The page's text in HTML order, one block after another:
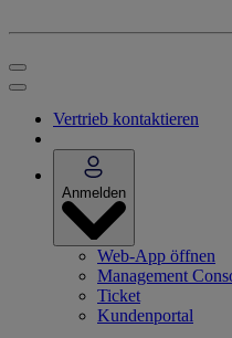
Vertrieb kontaktieren
Anmelden
Web-App öffnen
Management
Ticket
Kundenportal